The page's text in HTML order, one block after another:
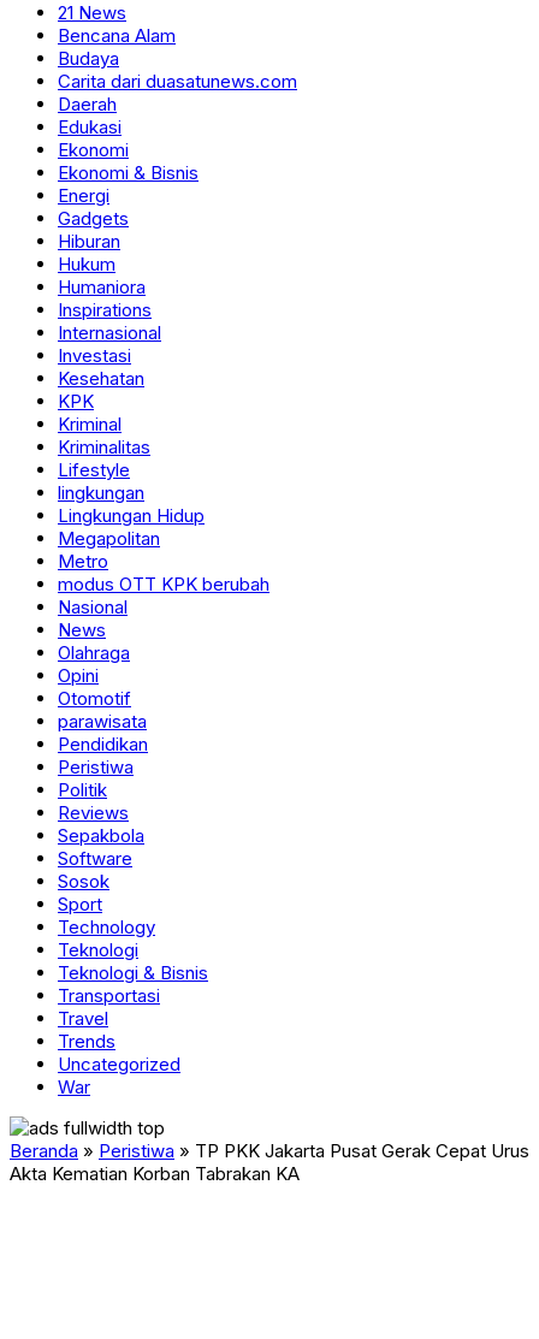
21 News
Bencana Alam
Budaya
Carita dari duasatunews.com
Daerah
Edukasi
Ekonomi
Ekonomi & Bisnis
Energi
Gadgets
Hiburan
Hukum
Humaniora
Inspirations
Internasional
Investasi
Kesehatan
KPK
Kriminal
Kriminalitas
Lifestyle
lingkungan
Lingkungan Hidup
Megapolitan
Metro
modus OTT KPK berubah
Nasional
News
Olahraga
Opini
Otomotif
parawisata
Pendidikan
Peristiwa
Politik
Reviews
Sepakbola
Software
Sosok
Sport
Technology
Teknologi
Teknologi & Bisnis
Transportasi
Travel
Trends
Uncategorized
War
Beranda » Peristiwa » TP PKK Jakarta Pusat Gerak Cepat Urus
Akta Kematian Korban Tabrakan KA